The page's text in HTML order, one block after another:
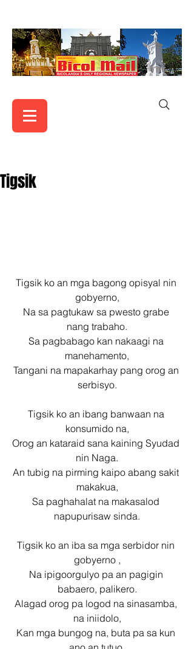
Tigsik
Tigsik ko an mga bagong opisyal nin
gobyerno,
Na sa pagtukaw sa pwesto grabe
nang trabaho.
Sa pagbabago kan nakaagi na
manehamento,
Tangani na mapakarhay pang orog an
serbisyo.
Tigsik ko an ibang banwaan na
konsumido na,
Orog an kataraid sana kaining Syudad
nin Naga.
An tubig na pirming kaipo abang sakit
makakua,
Sa paghahalat na makasalod
napupurisaw sinda.
Tigsik ko an iba sa mga serbidor nin
gobyerno ,
Na ipigoorgulyo pa an pagigin
babaero, palikero.
Alagad orog pa logod na sinasamba,
na iniidolo,
Kan mga bungog na, buta pa sa kun